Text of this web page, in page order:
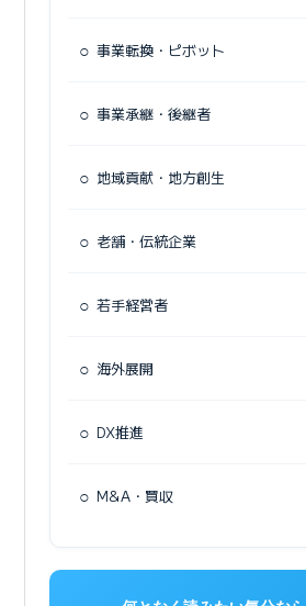
○ 事業転換・ピボット
○ 事業承継・後継者
○ 地域貢献・地方創生
○ 老舗・伝統企業
○ 若手経営者
○ 海外展開
○ DX推進
○ M&A・買収